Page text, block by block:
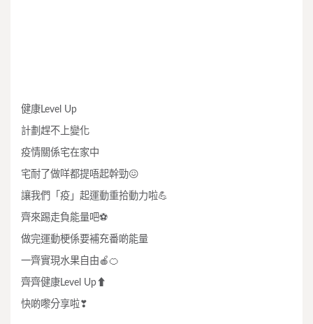
健康Level Up
計劃趕不上變化
疫情關係宅在家中
宅耐了做咩都提唔起幹勁😖
讓我們「疫」起運動重拾動力啦💪
齊來踢走負能量吧⚽
做完運動梗係要補充番啲能量
一齊實現水果自由 🍎🍊
齊齊健康Level Up⬆
快啲嚟分享啦❣